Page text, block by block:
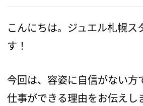
こんにちは。ジュエル札幌ス
す！
今回は、容姿に自信がない方
仕事ができる理由をお伝えし